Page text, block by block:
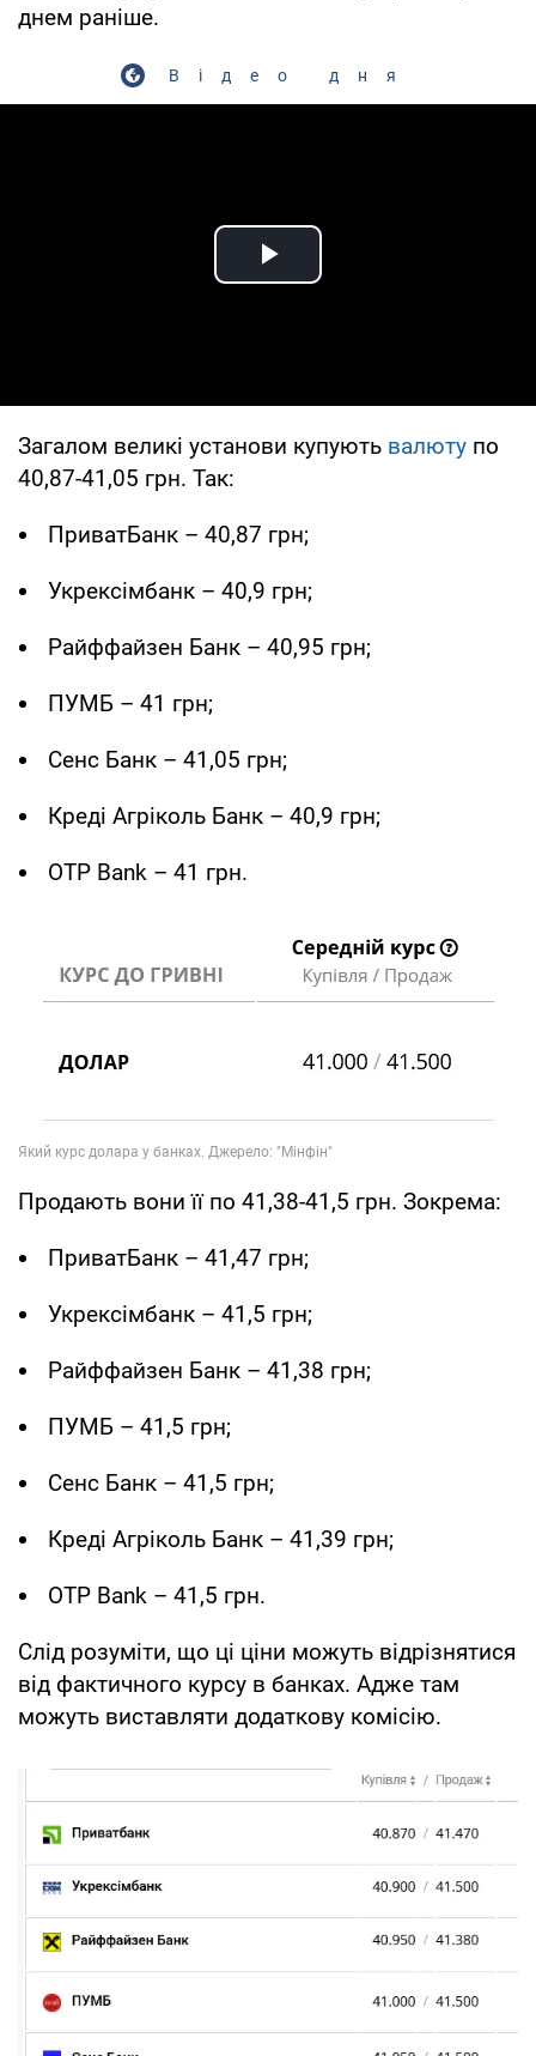
днем раніше.
Відео дня
Play Video
Загалом великі установи купують валюту по
40,87-41,05 грн. Так:
ПриватБанк – 40,87 грн;
Укрексімбанк – 40,9 грн;
Райффайзен Банк – 40,95 грн;
ПУМБ – 41 грн;
Сенс Банк – 41,05 грн;
Креді Агріколь Банк – 40,9 грн;
OTP Bank – 41 грн.
Продають вони її по 41,38-41,5 грн. Зокрема:
ПриватБанк – 41,47 грн;
Укрексімбанк – 41,5 грн;
Райффайзен Банк – 41,38 грн;
ПУМБ – 41,5 грн;
Сенс Банк – 41,5 грн;
Креді Агріколь Банк – 41,39 грн;
OTP Bank – 41,5 грн.
Слід розуміти, що ці ціни можуть відрізнятися
від фактичного курсу в банках. Адже там
можуть виставляти додаткову комісію.